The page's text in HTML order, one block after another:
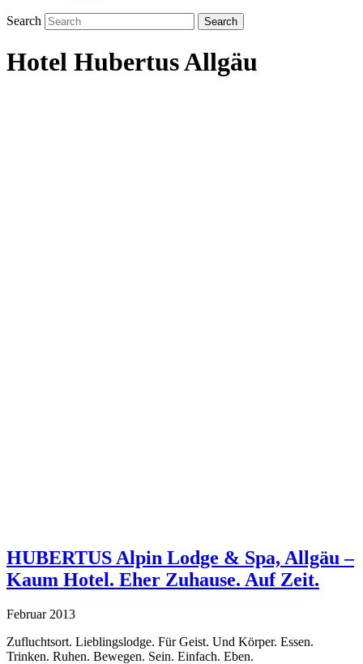
Search
Hotel Hubertus Allgäu
HUBERTUS Alpin Lodge & Spa, Allgäu –
Kaum Hotel. Eher Zuhause. Auf Zeit.
Februar 2013
Zufluchtsort. Lieblingslodge. Für Geist. Und Körper. Essen.
Trinken. Ruhen. Bewegen. Sein. Einfach. Eben.